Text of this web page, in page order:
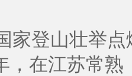
家登山壮举
，在江苏常